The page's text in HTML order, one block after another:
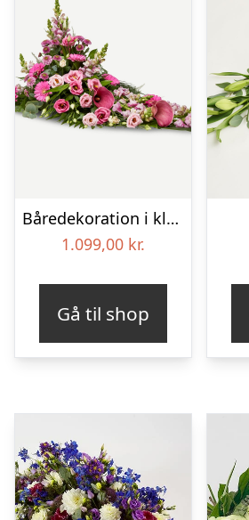
Båredekoration i klassisk stil – pink
1.099,00 kr.
Gå til shop